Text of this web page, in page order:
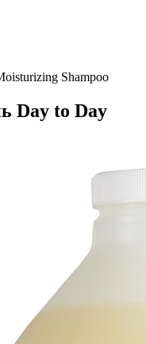
Shampoo
Day to Day